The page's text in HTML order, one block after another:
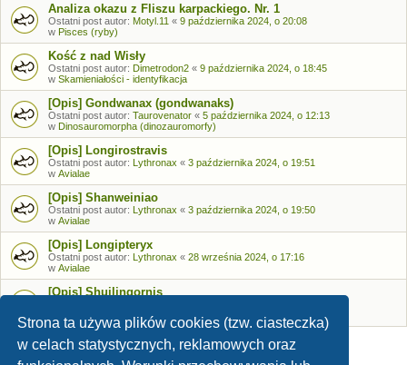
Strona ta używa plików cookies (tzw. ciasteczka)
w celach statystycznych, reklamowych oraz
Analiza okazu z Fliszu karpackiego. Nr. 1
Ostatni post autor: Motyl.11 « 9 października 2024, o 20:08
w Pisces (ryby)
Kość z nad Wisły
Ostatni post autor: Dimetrodon2 « 9 października 2024, o 18:45
w Skamieniałości - identyfikacja
[Opis] Gondwanax (gondwanaks)
Ostatni post autor: Taurovenator « 5 października 2024, o 12:13
w Dinosauromorpha (dinozauromorfy)
[Opis] Longirostravis
Ostatni post autor: Lythronax « 3 października 2024, o 19:51
w Avialae
[Opis] Shanweiniao
Ostatni post autor: Lythronax « 3 października 2024, o 19:50
w Avialae
[Opis] Longipteryx
Ostatni post autor: Lythronax « 28 września 2024, o 17:16
w Avialae
[Opis] Shuilingornis